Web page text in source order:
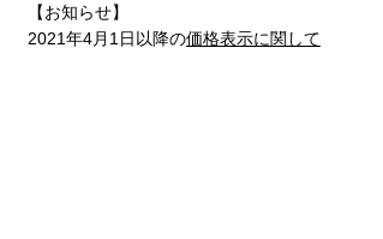
【お知らせ】
2021年4月1日以降の価格表示に関して